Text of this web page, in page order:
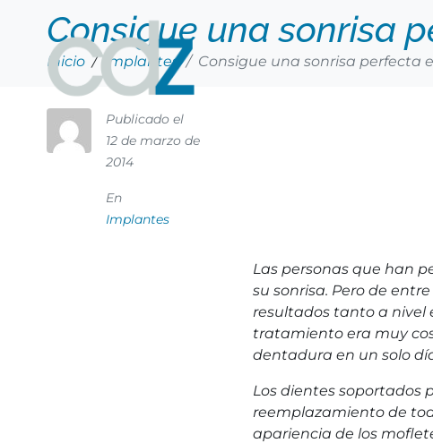
Consigue una sonrisa
Inicio Implantes Consigue una sonrisa perfecta
Publicado el
12 de marzo de
2014
En
Implantes
Las personas que han
su sonrisa. Pero de
resultados tanto a nivel
tratamiento era muy
dentadura en un solo
Los dientes soportados
reemplazamiento de
apariencia de los